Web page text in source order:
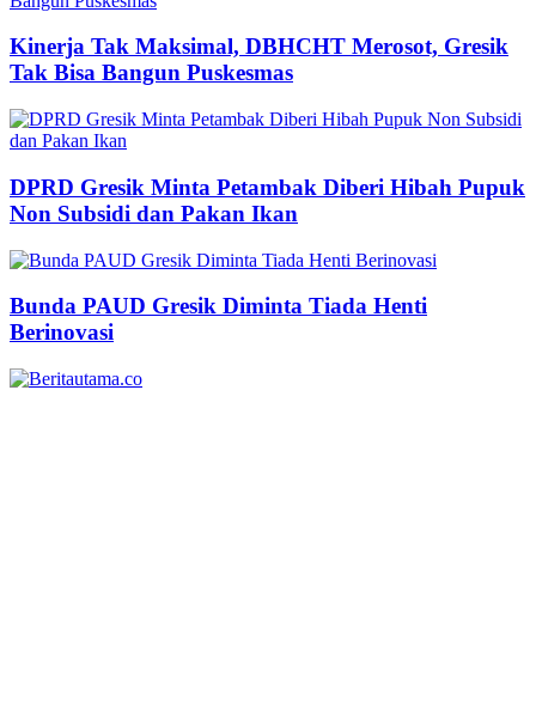
Kinerja Tak Maksimal, DBHCHT Merosot, Gresik
Tak Bisa Bangun Puskesmas
DPRD Gresik Minta Petambak Diberi Hibah Pupuk
Non Subsidi dan Pakan Ikan
Bunda PAUD Gresik Diminta Tiada Henti
Berinovasi